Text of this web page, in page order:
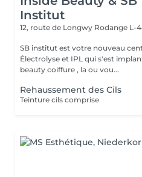
Institut
12, route de Longwy Rodange L-
SB institut est votre nouveau
Électrolyse et IPL qui s'est
beauty coiffure , la ou vou...
Rehaussement des Cils
Teinture cils comprise